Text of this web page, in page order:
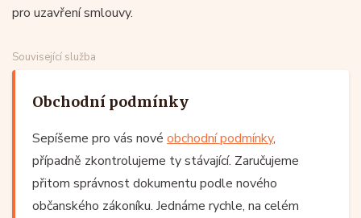
pro uzavření smlouvy.
Související služba
Obchodní podmínky
Sepíšeme pro vás nové obchodní podmínky,
případně zkontrolujeme ty stávající. Zaručujeme
přitom správnost dokumentu podle nového
občanského zákoníku. Jednáme rychle, na celém